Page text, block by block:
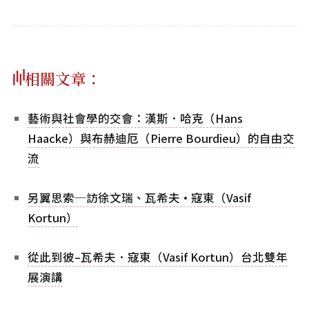
相關文章：
藝術與社會學的交會：漢斯．哈克（Hans
Haacke）與布赫迪厄（Pierre Bourdieu）的自由交
流
另翼思索─訪徐文瑞、瓦希夫·寇東（Vasif
Kortun）
從此到彼–瓦希夫．寇東（Vasif Kortun）台北雙年
展演講